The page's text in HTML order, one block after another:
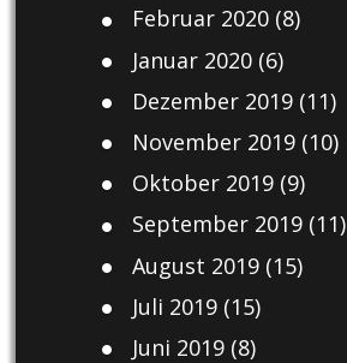
Februar 2020(8)
Januar 2020(6)
Dezember 2019(11)
November 2019(10)
Oktober 2019(9)
September 2019(11)
August 2019(15)
Juli 2019(15)
Juni 2019(8)